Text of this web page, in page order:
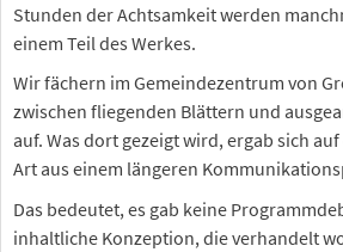
Stunden der Achtsamkeit werden
einem Teil des Werkes.
Wir fächern im Gemeindezentrum von
zwischen fliegenden Blättern und
auf. Was dort gezeigt wird, ergab sich
Art aus einem längeren
Das bedeutet, es gab keine
inhaltliche Konzeption, die verhandelt